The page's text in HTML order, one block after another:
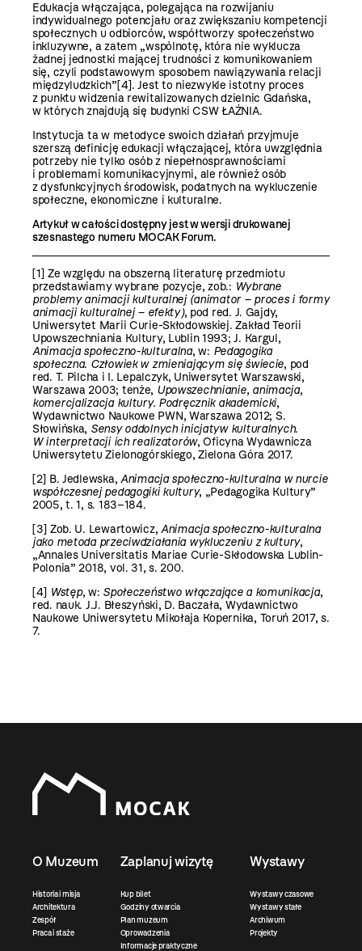
Edukacja włączająca, polegająca na rozwijaniu
indywidualnego potencjału oraz zwiększaniu kompetencji
społecznych u odbiorców, współtworzy społeczeństwo
inkluzywne, a zatem „wspólnotę, która nie wyklucza
żadnej jednostki mającej trudności z komunikowaniem
się, czyli podstawowym sposobem nawiązywania relacji
międzyludzkich”[4]. Jest to niezwykle istotny proces
z punktu widzenia rewitalizowanych dzielnic Gdańska,
w których znajdują się budynki CSW ŁAŹNIA.
Instytucja ta w metodyce swoich działań przyjmuje
szerszą definicję edukacji włączającej, która uwzględnia
potrzeby nie tylko osób z niepełnosprawnościami
i problemami komunikacyjnymi, ale również osób
z dysfunkcyjnych środowisk, podatnych na wykluczenie
społeczne, ekonomiczne i kulturalne.
Artykuł w całości dostępny jest w wersji drukowanej
szesnastego numeru MOCAK Forum.
[1] Ze względu na obszerną literaturę przedmiotu
przedstawiamy wybrane pozycje, zob.: Wybrane
problemy animacji kulturalnej (animator – proces i formy
animacji kulturalnej – efekty), pod red. J. Gajdy,
Uniwersytet Marii Curie-Skłodowskiej. Zakład Teorii
Upowszechniania Kultury, Lublin 1993; J. Kargul,
Animacja społeczno-kulturalna, w: Pedagogika
społeczna. Człowiek w zmieniającym się świecie, pod
red. T. Pilcha i I. Lepalczyk, Uniwersytet Warszawski,
Warszawa 2003; tenże, Upowszechnianie, animacja,
komercjalizacja kultury. Podręcznik akademicki,
Wydawnictwo Naukowe PWN, Warszawa 2012; S.
Słowińska, Sensy oddolnych inicjatyw kulturalnych.
W interpretacji ich realizatorów, Oficyna Wydawnicza
Uniwersytetu Zielonogórskiego, Zielona Góra 2017.
[2] B. Jedlewska, Animacja społeczno-kulturalna w nurcie
współczesnej pedagogiki kultury, „Pedagogika Kultury”
2005, t. 1, s. 183–184.
[3] Zob. U. Lewartowicz,Animacja społeczno-kulturalna
jako metoda przeciwdziałania wykluczeniu z kultury,
„Annales Universitatis Mariae Curie-Skłodowska Lublin-
Polonia” 2018, vol. 31, s. 200.
[4] Wstęp, w: Społeczeństwo włączające a komunikacja,
red. nauk. J.J. Błeszyński, D. Baczała, Wydawnictwo
Naukowe Uniwersytetu Mikołaja Kopernika, Toruń 2017, s.
7.
O Muzeum
Historia i misja
Architektura
Zespół
Praca i staże
Zaplanuj wizytę
Kup bilet
Godziny otwarcia
Plan muzeum
Oprowadzenia
Informacje praktyczne
Wystawy
Wystawy czasowe
Wystawy stałe
Archiwum
Projekty